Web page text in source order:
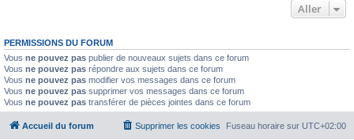
Aller
PERMISSIONS DU FORUM
Vous ne pouvez pas publier de nouveaux sujets dans ce forum
Vous ne pouvez pas répondre aux sujets dans ce forum
Vous ne pouvez pas modifier vos messages dans ce forum
Vous ne pouvez pas supprimer vos messages dans ce forum
Vous ne pouvez pas transférer de pièces jointes dans ce forum
Accueil du forum Fuseau horaire sur UTC+02:00
Supprimer les cookies